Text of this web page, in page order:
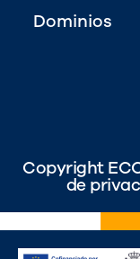
Dominios
Copyright
de